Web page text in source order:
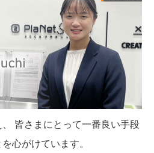
皆さまにとって一番良い手段
心がけています。